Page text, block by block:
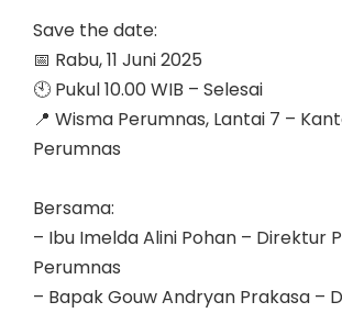
Save the date:
📅 Rabu, 11 Juni 2025
🕙 Pukul 10.00 WIB – Selesai
📍 Wisma Perumnas, Lantai 7 –
Perumnas
Bersama:
– Ibu Imelda Alini Pohan – Direktur
Perumnas
– Bapak Gouw Andryan Prakasa –